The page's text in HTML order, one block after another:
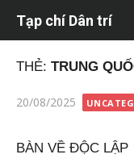
dung
Tạp chí Dân trí
THẺ: TRUNG
Đăng
20/08/2025
BÀN VỀ ĐỘC LẬP